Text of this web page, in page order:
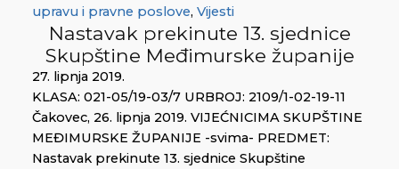
upravu i pravne poslove, Vijesti
Nastavak prekinute 13. sjednice
Skupštine Međimurske županije
27. lipnja 2019.
KLASA: 021-05/19-03/7 URBROJ: 2109/1-02-19-11
Čakovec, 26. lipnja 2019. VIJEĆNICIMA SKUPŠTINE
MEĐIMURSKE ŽUPANIJE -svima- PREDMET:
Nastavak prekinute 13. sjednice Skupštine